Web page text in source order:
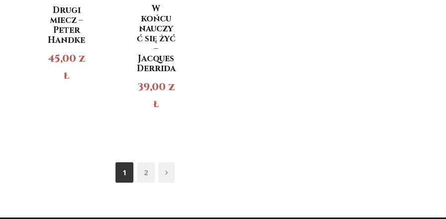
Drugi
miecz –
Peter
Handke
45,00 z
ł
W
końcu
nauczy
ć się żyć
–
Jacques
Derrida
39,00 z
ł
1 2